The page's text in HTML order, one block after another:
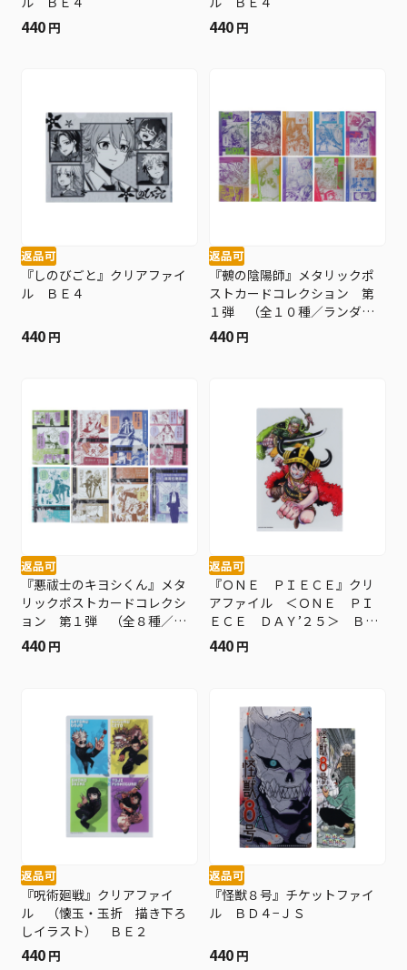
440 円 440 円
返品可
『しのびごと』クリアファイ
ル ＢＥ４
440 円
返品可
『鵺の陰陽師』メタリックポ
ストカードコレクション 第
１弾 （全１０種／ランダム
１種入り） ＢＥ４
440 円
返品可
『悪祓士のキヨシくん』メタ
リックポストカードコレクシ
ョン 第１弾 （全８種／ラ
ンダム１種入り） ＢＥ４
440 円
返品可
『ＯＮＥ ＰＩＥＣＥ』クリ
アファイル ＜ＯＮＥ ＰＩ
ＥＣＥ ＤＡＹ’２５＞ ＢＥ
３
440 円
返品可
『呪術廻戦』クリアファイ
ル （懐玉・玉折 描き下ろ
しイラスト） ＢＥ２
440 円
返品可
『怪獣８号』チケットファイ
ル ＢＤ４−ＪＳ
440 円